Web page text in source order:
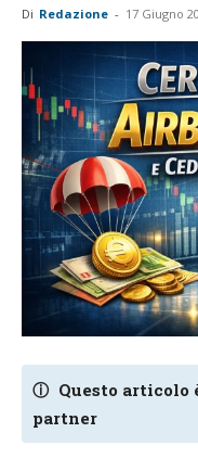
Di Redazione - 17 Giugno
ⓘ Questo articolo
partner